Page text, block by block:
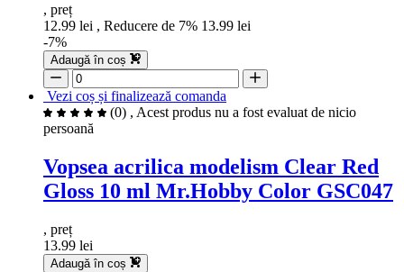
, preț
12.99 lei , Reducere de 7% 13.99 lei
-7%
Adaugă în coș
Vezi coș și finalizează comanda
(0) , Acest produs nu a fost evaluat de nicio
persoană
Vopsea acrilica modelism Clear Red
Gloss 10 ml Mr.Hobby Color GSC047
, preț
13.99 lei
Adaugă în coș